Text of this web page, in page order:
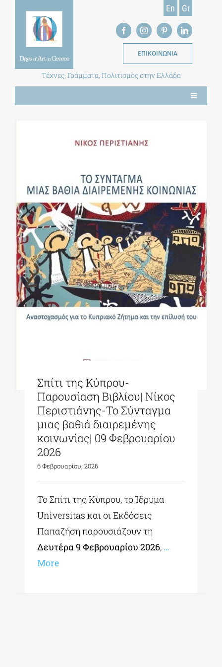
En Gr
ΕΠΙΚΟΙΝΩΝΙΑ
Τέχνες, Γράμματα, Πολιτισμός στην Ελλάδα
Toggle
Navigation
ΒΙΒΛΙΟΘΗΚΗ
ΜΕΤΑΠΤΥΧΙΑΚΑ
ΔΙΔΑΚΤΟΡΙΚΑ
ΕΚΠΑΙΔΕΥΤΙΚΑ ΙΔΡΥΜΑΤΑ
ΠΟΛΙΤΙΣΤΙΚΟΙ ΦΟΡΕΙΣ
ΕΚΔΗΛΩΣΕΙΣ
Σπίτι της Κύπρου-
Παρουσίαση Βιβλίου| Νίκος
Περιστιάνης-Το Σύνταγμα
μιας βαθιά διαιρεμένης
κοινωνίας| 09 Φεβρουαρίου
2026
6 Φεβρουαρίου, 2026
Το Σπίτι της Κύπρου, το Ίδρυμα
Universitas και οι Εκδόσεις
Παπαζήση παρουσιάζουν τη
Δευτέρα 9 Φεβρουαρίου 2026, …
More